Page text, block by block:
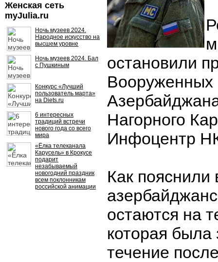
Женская сеть
myJulia.ru
Ночь музеев 2024.
Народное искусство на
высшем уровне
Ночь музеев 2024. Бал
с Пушкиным
Конкурс «Лучший
пользователь марта»
на Diets.ru
6 интересных
традиций встречи
нового года со всего
мира
«Ёлка телеканала
Карусель» в Крокусе
подарит
незабываемый
новогодний праздник
всем поклонникам
российской анимации
остановили
Вооруженных
Нагорного
Инфоцентр
Как пояснили
остаются на
которая была
течение